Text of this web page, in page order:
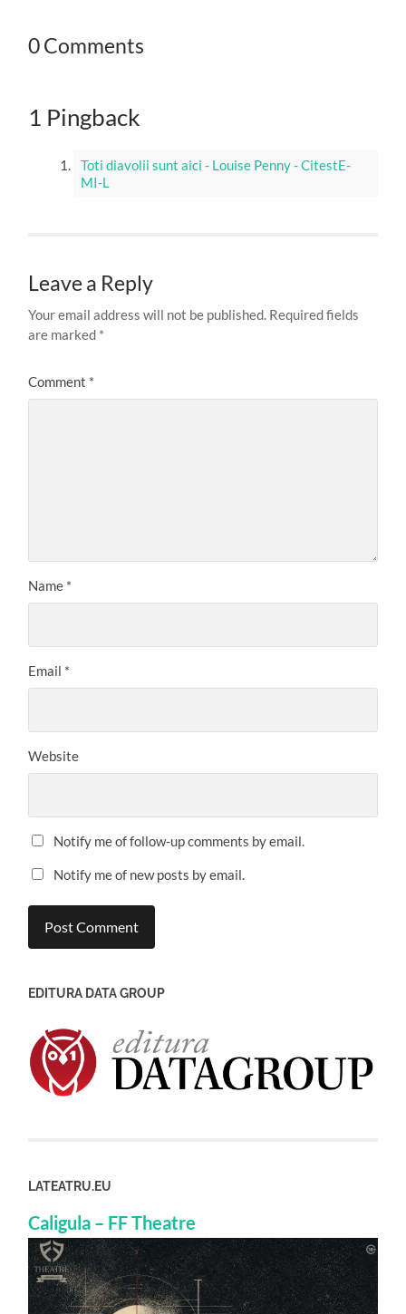
0 Comments
1 Pingback
Toti diavolii sunt aici - Louise Penny - CitestE-
MI-L
Leave a Reply
Your email address will not be published. Required fields
are marked *
Comment *
Name *
Email *
Website
Notify me of follow-up comments by email.
Notify me of new posts by email.
EDITURA DATA GROUP
LATEATRU.EU
Caligula – FF Theatre